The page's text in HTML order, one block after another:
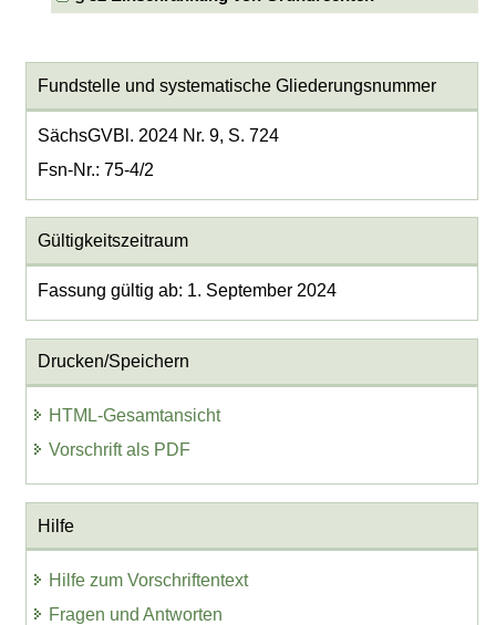
Fundstelle und systematische Gliederungsnummer
SächsGVBl. 2024 Nr. 9, S. 724
Fsn-Nr.: 75-4/2
Gültigkeitszeitraum
Fassung gültig ab: 1. September 2024
Drucken/Speichern
HTML-Gesamtansicht
Vorschrift als PDF
Hilfe
Hilfe zum Vorschriftentext
Fragen und Antworten